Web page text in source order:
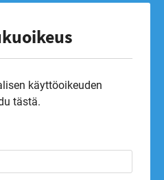
käyttöoikeuden
tästä.